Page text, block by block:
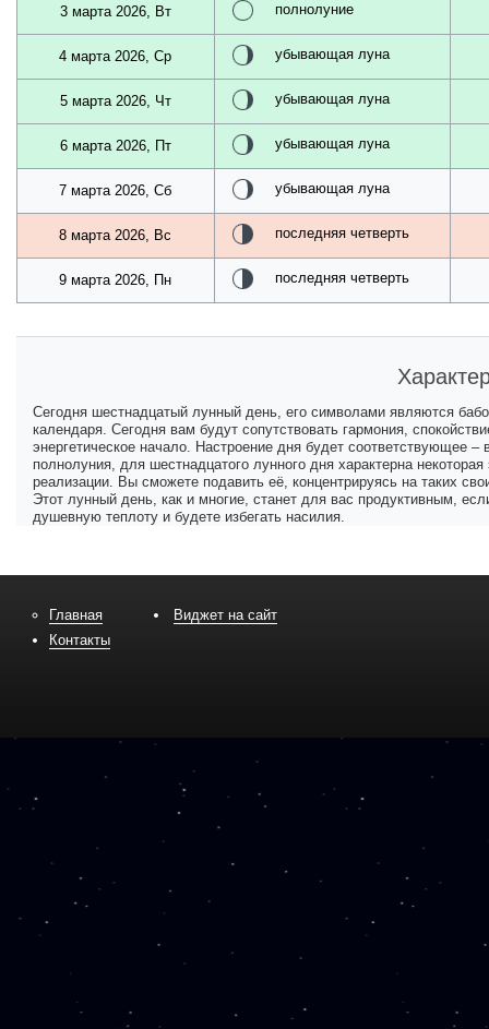
3 марта 2026, Вт полнолуние
4 марта 2026, Ср убывающая луна
5 марта 2026, Чт убывающая луна
6 марта 2026, Пт убывающая луна
7 марта 2026, Сб убывающая луна
8 марта 2026, Вс последняя четверть
9 марта 2026, Пн последняя четверть
Сегодня шестнадцатый лунный день, его символами являются
календаря. Сегодня вам будут сопутствовать гармония,
энергетическое начало. Настроение дня будет соответствующее
полнолуния, для шестнадцатого лунного дня характерна
реализации. Вы сможете подавить её, концентрируясь на таких
Этот лунный день, как и многие, станет для вас продуктивным,
душевную теплоту и будете избегать насилия.
Главная
Контакты
Виджет на сайт